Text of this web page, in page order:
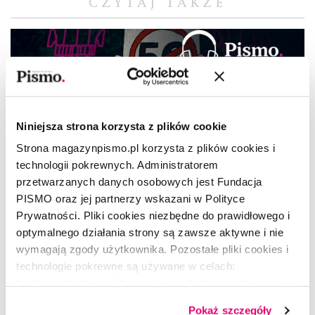
Niniejsza strona korzysta z plików cookie
Strona magazynpismo.pl korzysta z plików cookies i
technologii pokrewnych. Administratorem
przetwarzanych danych osobowych jest Fundacja
PISMO oraz jej partnerzy wskazani w Polityce
Prywatności. Pliki cookies niezbędne do prawidłowego i
optymalnego działania strony są zawsze aktywne i nie
wymagają zgody użytkownika. Pozostałe pliki cookies i
technologie pokrewne są używane w celach:
Pokaż szczegóły